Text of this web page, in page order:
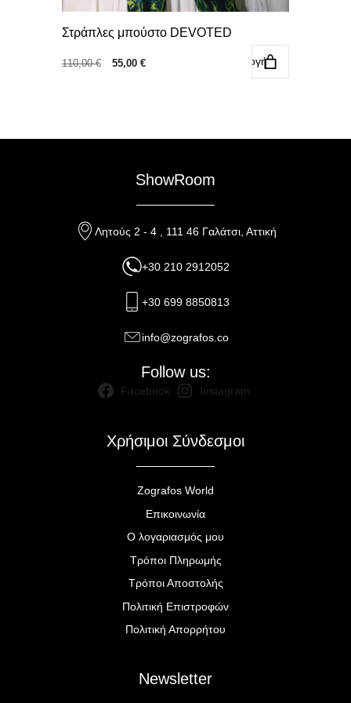
Στράπλες μπούστο DEVOTED
110,00€
Original
55,00 €Η
Επιλογή
ShowRoom
Λητούς 2 - 4 , 111 46 Γαλάτσι, Αττική
+30 210 2912052
+30 699 8850813
info@zografos.co
Follow us:
Facebook Instagram
Χρήσιμοι Σύνδεσμοι
Zografos World
Επικοινωνία
Ο λογαριασμός μου
Τρόποι Πληρωμής
Τρόποι Αποστολής
Πολιτική Επιστροφών
Πολιτική Απορρήτου
Newsletter